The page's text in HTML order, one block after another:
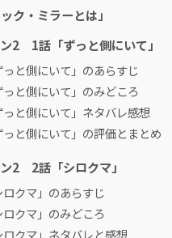
ック・ミラーとは」
2 1話「ずっと側にいて」
っと側にいて」のあらすじ
っと側にいて」のみどころ
っと側にいて」ネタバレ感想
っと側にいて」の評価とまとめ
2 2話「シロクマ」
ロクマ」のあらすじ
ロクマ」のみどころ
ロクマ」ネタバレと感想